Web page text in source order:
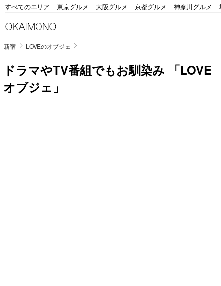
すべてのエリア 東京グルメ 大阪グルメ 京都グルメ 神奈川グルメ
新宿 LOVEのオブジェ
ドラマやTV番組でもお馴染み 「LOVE
オブジェ」